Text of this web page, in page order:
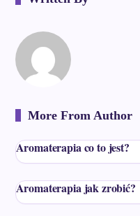
More From Author
Aromaterapia co to jest?
Aromaterapia jak zrobić?